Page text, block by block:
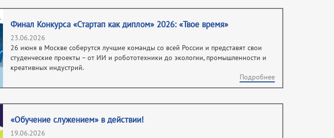
Финал Конкурса «Стартап как диплом» 2026: «Твое время»
23.06.2026
26 июня в Москве соберутся лучшие команды со всей России и представят свои
студенческие проекты – от ИИ и робототехники до экологии, промышленности и
креативных индустрий.
Подробнее
«Обучение служением» в действии!
19.06.2026